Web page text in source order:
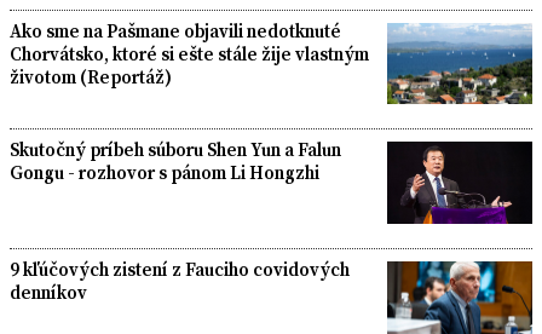
Ako sme na Pašmane objavili nedotknuté
Chorvátsko, ktoré si ešte stále žije vlastným
životom (Reportáž)
Skutočný príbeh súboru Shen Yun a Falun
Gongu - rozhovor s pánom Li Hongzhi
9 kľúčových zistení z Fauciho covidových
denníkov